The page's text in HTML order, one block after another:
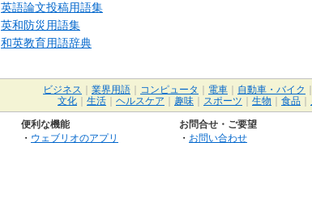
英語論文投稿用語集
英和防災用語集
和英教育用語辞典
ビジネス 業界用語 コンピュータ 電車 自動車・バイク
文化
生活 ヘルスケア 趣味 スポーツ 生物 食品
便利な機能
・ ウェブリオのアプリ
お問合せ・ご要望
・ お問い合わせ